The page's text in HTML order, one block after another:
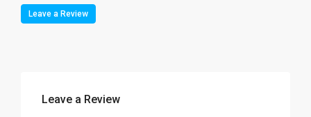
Leave a Review
Leave a Review